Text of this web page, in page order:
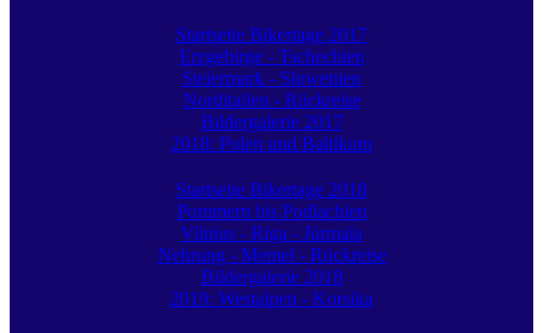
Startseite Bikertage 2017
Erzgebirge - Tschechien
Steiermark - Slowenien
Norditalien - Rückreise
Bildergalerie 2017
2018: Polen und Baltikum
Startseite Bikertage 2018
Pommern bis Podlachien
Vilnius - Riga - Jürmala
Nehrung - Memel - Rückreise
Bildergalerie 2018
2019: Westalpen - Korsika